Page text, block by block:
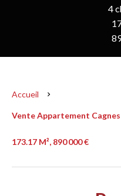
4
Accueil
Vente Appartement
173.17 M², 890 000 €